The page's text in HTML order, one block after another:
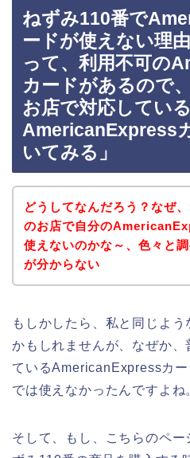
ねずみ110番で
ードが使えない理
って、利用不可の
カードがあるので
お店で対応している
AmericanExpress
いてみる」
どうしてなんだろう？なぜ
のお店で自分の
使えないのかな～、色々と
が分からない
もしかしたら、私と同じよ
かもしれませんが、なぜか、
ているAmericanExpressカ
では使えなかったんですよね
そして、もし、こちらのペ